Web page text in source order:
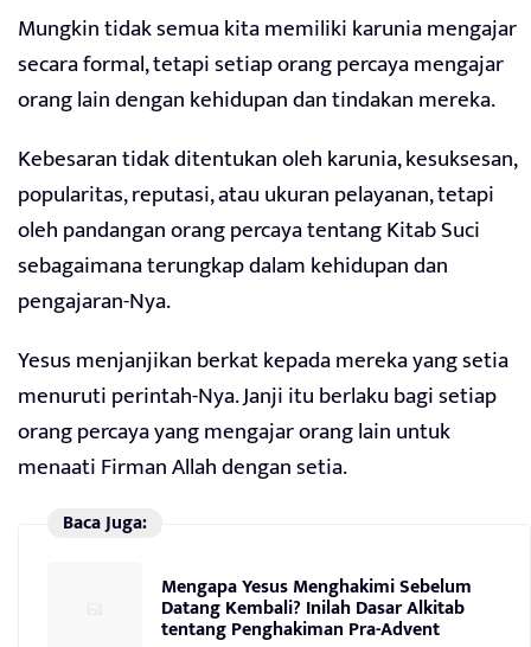
Mungkin tidak semua kita memiliki karunia mengajar
secara formal, tetapi setiap orang percaya mengajar
orang lain dengan kehidupan dan tindakan mereka.
Kebesaran tidak ditentukan oleh karunia, kesuksesan,
popularitas, reputasi, atau ukuran pelayanan, tetapi
oleh pandangan orang percaya tentang Kitab Suci
sebagaimana terungkap dalam kehidupan dan
pengajaran-Nya.
Yesus menjanjikan berkat kepada mereka yang setia
menuruti perintah-Nya. Janji itu berlaku bagi setiap
orang percaya yang mengajar orang lain untuk
menaati Firman Allah dengan setia.
Baca Juga:
Mengapa Yesus Menghakimi Sebelum
Datang Kembali? Inilah Dasar Alkitab
tentang Penghakiman Pra-Advent